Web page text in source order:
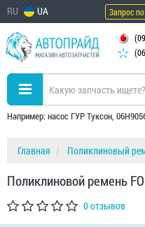
RU UA Запрос
Например: насос ГУР Туксон,
Главная Поликлиновый
Поликлиновой ремень
0 отзывов